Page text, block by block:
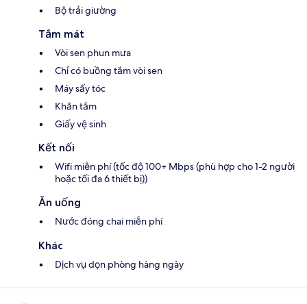
Bộ trải giường
Tắm mát
Vòi sen phun mưa
Chỉ có buồng tắm vòi sen
Máy sấy tóc
Khăn tắm
Giấy vệ sinh
Kết nối
Wifi miễn phí (tốc độ 100+ Mbps (phù hợp cho 1-2 người
hoặc tối đa 6 thiết bị))
Ăn uống
Nước đóng chai miễn phí
Khác
Dịch vụ dọn phòng hàng ngày